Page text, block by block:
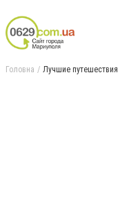
Головна Лучшие путешествия